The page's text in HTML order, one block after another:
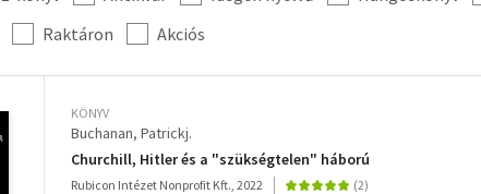
Raktáron Akciós
KÖNYV
Buchanan, Patrickj.
Churchill, Hitler és a "szükségtelen" háború
Rubicon Intézet Nonprofit Kft., 2022